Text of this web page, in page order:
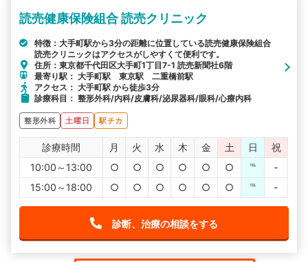
読売健康保険組合 読売クリニック
特徴：大手町駅から3分の距離に位置している読売健康保険組合
読売クリニックはアクセスがしやすくて便利です。
住所：東京都千代田区大手町1丁目7-1 読売新聞社6階
最寄り駅： 大手町駅 東京駅 二重橋前駅
アクセス： 大手町駅 から徒歩3分
診療科目： 整形外科/内科/皮膚科/泌尿器科/眼科/心療内科
整形外科 土曜日 駅チカ
診療時間 月 火 水 木 金 土 日
祝
10:00～13:00
○ ○ ○ ○ ○ ○ ℡
-
15:00～18:00
○ ○ ○ ○ ○ ○ ℡ -
診断、治療の相談をする